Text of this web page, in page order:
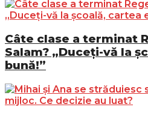
Câte clase a terminat
Salam? „Duceți-vă la
bună!”